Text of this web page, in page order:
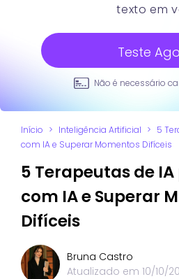
texto em
Teste
Não é necessário
Início > Inteligência Artificial > 5
com IA e Superar Momentos Difíceis
5 Terapeutas de
com IA e Superar
Difíceis
Bruna Castro
Atualizado em 10/10/